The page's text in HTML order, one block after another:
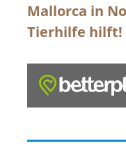
Mallorca in
Tierhilfe hilft!